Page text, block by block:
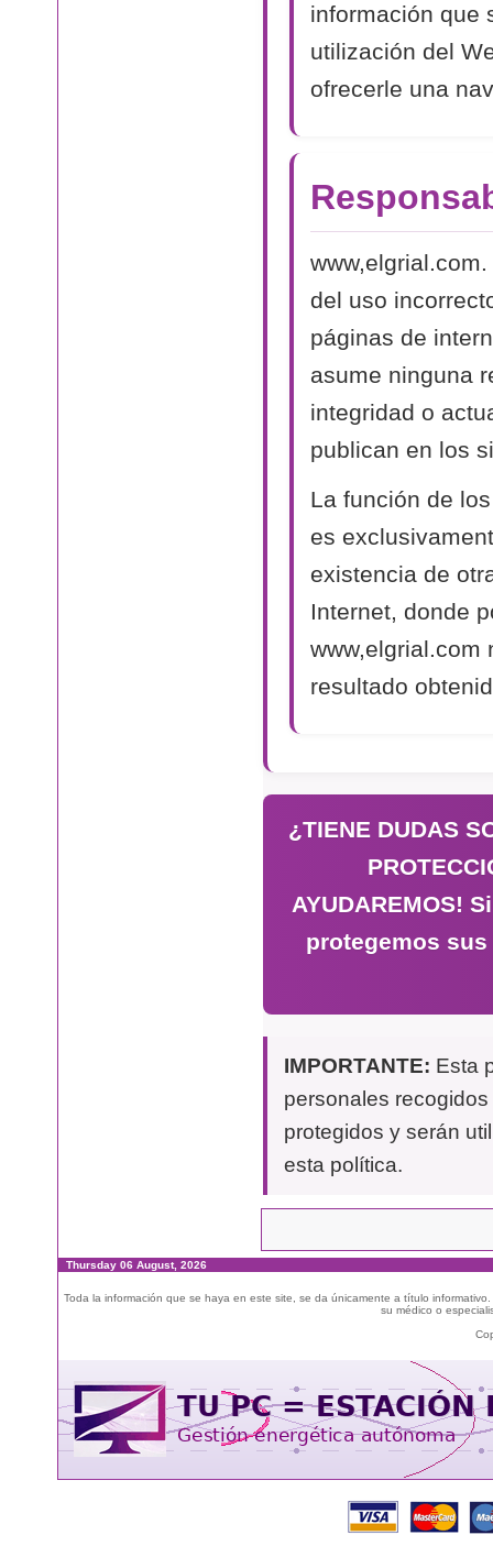
información que
utilización del
ofrecerle una
del uso
páginas de
asume ninguna
integridad o
publican en los
La función de
es
existencia de
Internet, donde
www,elgrial.com
resultado
¿TIENE DUDAS
AYUDAREMOS!
protegemos
IMPORTANTE: Esta
personales
protegidos y serán
esta política.
Thursday 06 August, 2026
Toda la información que se haya en este site, se da únicamente a título
su médico o